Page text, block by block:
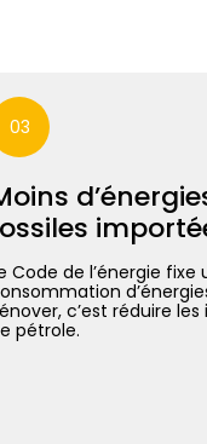
03
Code de l’énergie
c’est réduire
pétrole.